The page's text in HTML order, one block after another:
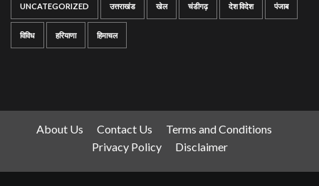
UNCATEGORIZED उत्तराखंड खेल चंडीगढ़ देश विदेश पंजाब
विविध हरियाणा हिमाचल
About Us Contact Us
Terms and Conditions
Privacy Policy
Disclaimer